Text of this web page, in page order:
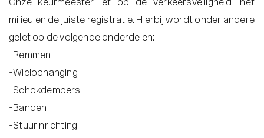
Onze keurmeester let op de verkeersveiligheid, het
milieu en de juiste registratie. Hierbij wordt onder andere
gelet op de volgende onderdelen:
-Remmen
-Wielophanging
-Schokdempers
-Banden
-Stuurinrichting